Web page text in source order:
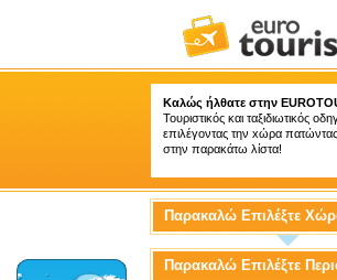
Καλώς ήλθατε στην
Τουριστικός και ταξιδιωτικός
επιλέγοντας την xώρα
στην παρακάτω λίστα!
Παρακαλώ Επιλέξτε
Παρακαλώ Επιλέξτε